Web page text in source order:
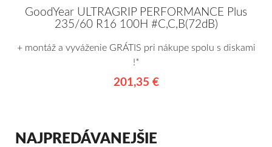
GoodYear ULTRAGRIP PERFORMANCE Plus
235/60 R16 100H #C,C,B(72dB)
+ montáž a vyváženie GRÁTIS pri nákupe spolu s diskami
!*
201,35 €
NAJPREDÁVANEJŠIE